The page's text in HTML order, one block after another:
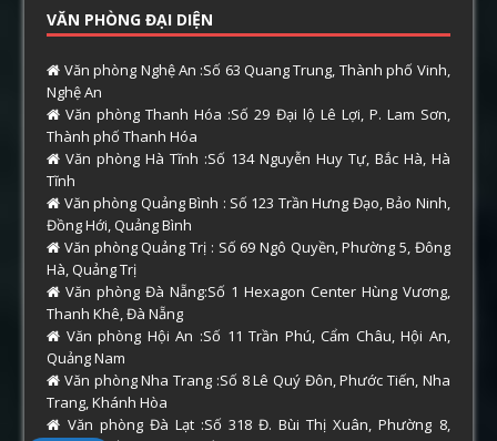
VĂN PHÒNG ĐẠI DIỆN
Văn phòng Nghệ An :Số 63 Quang Trung, Thành phố Vinh,
Nghệ An
Văn phòng Thanh Hóa :Số 29 Đại lộ Lê Lợi, P. Lam Sơn,
Thành phố Thanh Hóa
Văn phòng Hà Tĩnh :Số 134 Nguyễn Huy Tự, Bắc Hà, Hà
Tĩnh
Văn phòng Quảng Bình : Số 123 Trần Hưng Đạo, Bảo Ninh,
Đồng Hới, Quảng Bình
Văn phòng Quảng Trị : Số 69 Ngô Quyền, Phường 5, Đông
Hà, Quảng Trị
Văn phòng Đà Nẵng:Số 1 Hexagon Center Hùng Vương,
Thanh Khê, Đà Nẵng
Văn phòng Hội An :Số 11 Trần Phú, Cẩm Châu, Hội An,
Quảng Nam
Văn phòng Nha Trang :Số 8 Lê Quý Đôn, Phước Tiến, Nha
Trang, Khánh Hòa
Văn phòng Đà Lạt :Số 318 Đ. Bùi Thị Xuân, Phường 8,